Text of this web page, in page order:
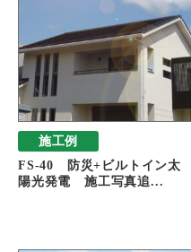
施工例
FS-40 防災+ビルトイン太
陽光発電 施工写真追...